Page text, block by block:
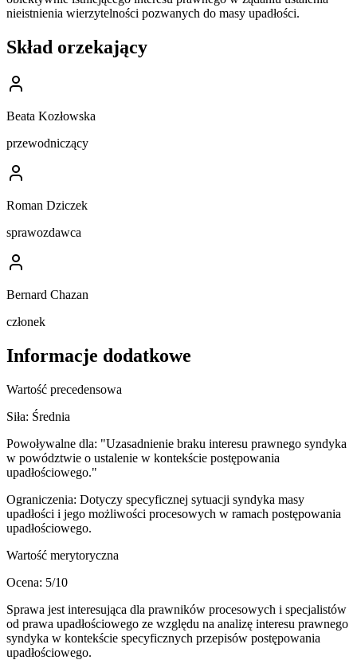
nieistnienia wierzytelności pozwanych do masy upadłości.
Skład orzekający
Beata Kozłowska
przewodniczący
Roman Dziczek
sprawozdawca
Bernard Chazan
członek
Informacje dodatkowe
Wartość precedensowa
Siła: Średnia
Powoływalne dla: "Uzasadnienie braku interesu prawnego syndyka
w powództwie o ustalenie w kontekście postępowania
upadłościowego."
Ograniczenia: Dotyczy specyficznej sytuacji syndyka masy
upadłości i jego możliwości procesowych w ramach postępowania
upadłościowego.
Wartość merytoryczna
Ocena: 5/10
Sprawa jest interesująca dla prawników procesowych i specjalistów
od prawa upadłościowego ze względu na analizę interesu prawnego
syndyka w kontekście specyficznych przepisów postępowania
upadłościowego.